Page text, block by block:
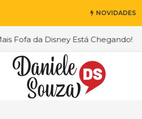
NOVIDADES
Fofa da Disney Está Chegando!